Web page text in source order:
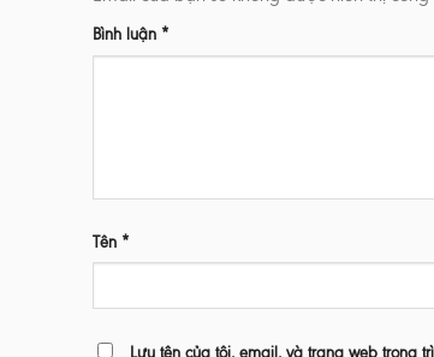
Bình luận *
Tên *
Lưu tên của tôi, email, và trang web trong